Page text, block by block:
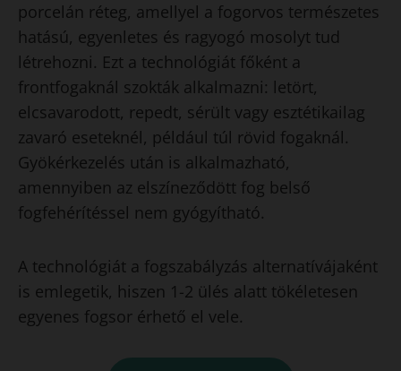
porcelán réteg, amellyel a fogorvos természetes
hatású, egyenletes és ragyogó mosolyt tud
létrehozni. Ezt a technológiát főként a
frontfogaknál szokták alkalmazni: letört,
elcsavarodott, repedt, sérült vagy esztétikailag
zavaró eseteknél, például túl rövid fogaknál.
Gyökérkezelés után is alkalmazható,
amennyiben az elszíneződött fog belső
fogfehérítéssel nem gyógyítható.
A technológiát a fogszabályzás alternatívájaként
is emlegetik, hiszen 1-2 ülés alatt tökéletesen
egyenes fogsor érhető el vele.